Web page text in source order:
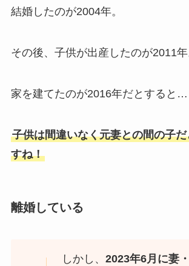
結婚したのが2004年。
その後、子供が出産したのが2011年
家を建てたのが2016年だとすると…
子供は間違いなく元妻との間の子
すね！
離婚している
しかし、2023年6月に妻